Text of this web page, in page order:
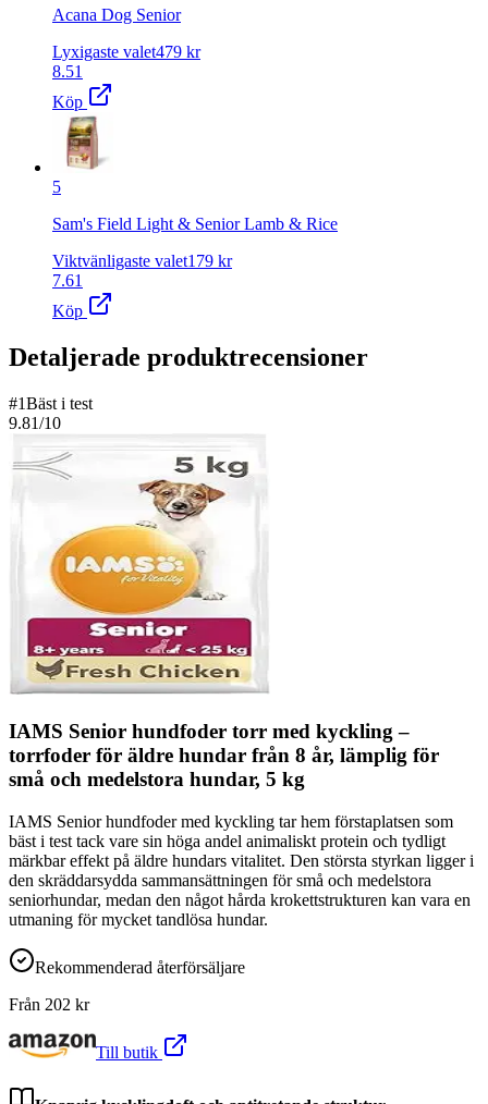
Acana Dog Senior
Lyxigaste valet479 kr
8.51
Köp
5
Sam's Field Light & Senior Lamb & Rice
Viktvänligaste valet179 kr
7.61
Köp
Detaljerade produktrecensioner
#1Bäst i test
9.81/10
IAMS Senior hundfoder torr med kyckling –
torrfoder för äldre hundar från 8 år, lämplig för
små och medelstora hundar, 5 kg
IAMS Senior hundfoder med kyckling tar hem förstaplatsen som
bäst i test tack vare sin höga andel animaliskt protein och tydligt
märkbar effekt på äldre hundars vitalitet. Den största styrkan ligger i
den skräddarsydda sammansättningen för små och medelstora
seniorhundar, medan den något hårda krokettstrukturen kan vara en
utmaning för mycket tandlösa hundar.
Rekommenderad återförsäljare
Från 202 kr
Till butik